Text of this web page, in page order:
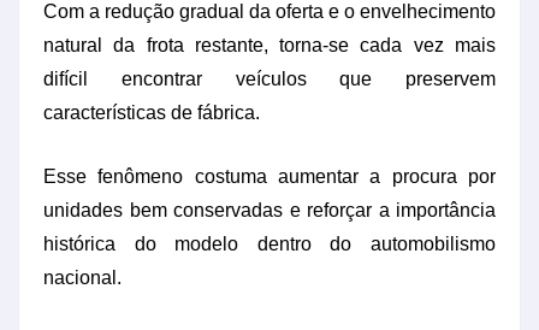
Com a redução gradual da oferta e o envelhecimento
natural da frota restante, torna-se cada vez mais
difícil encontrar veículos que preservem
características de fábrica.
Esse fenômeno costuma aumentar a procura por
unidades bem conservadas e reforçar a importância
histórica do modelo dentro do automobilismo
nacional.